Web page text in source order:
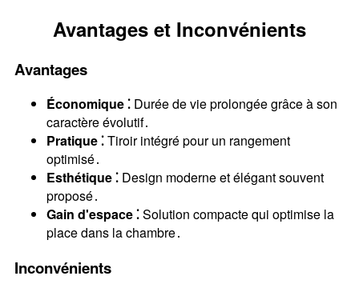
Avantages et Inconvénients
Avantages
Économique ⁚Durée de vie prolongée grâce à son
caractère évolutif․
Pratique ⁚Tiroir intégré pour un rangement
optimisé․
Esthétique ⁚Design moderne et élégant souvent
proposé․
Gain d'espace ⁚Solution compacte qui optimise la
place dans la chambre․
Inconvénients